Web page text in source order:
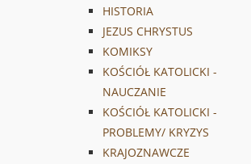
HISTORIA
JEZUS CHRYSTUS
KOMIKSY
KOŚCIÓŁ KATOLICKI -
NAUCZANIE
KOŚCIÓŁ KATOLICKI -
PROBLEMY/ KRYZYS
KRAJOZNAWCZE